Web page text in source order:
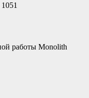
работы Monolith